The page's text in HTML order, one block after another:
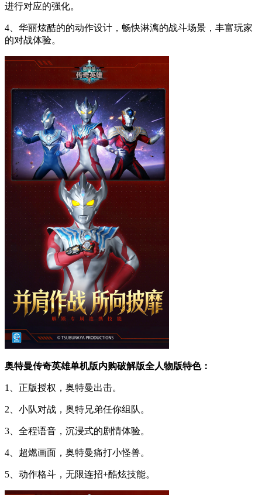
进行对应的强化。
4、华丽炫酷的的动作设计，畅快淋漓的战斗场景，丰富玩家
的对战体验。
奥特曼传奇英雄单机版内购破解版全人物版特色：
1、正版授权，奥特曼出击。
2、小队对战，奥特兄弟任你组队。
3、全程语音，沉浸式的剧情体验。
4、超燃画面，奥特曼痛打小怪兽。
5、动作格斗，无限连招+酷炫技能。